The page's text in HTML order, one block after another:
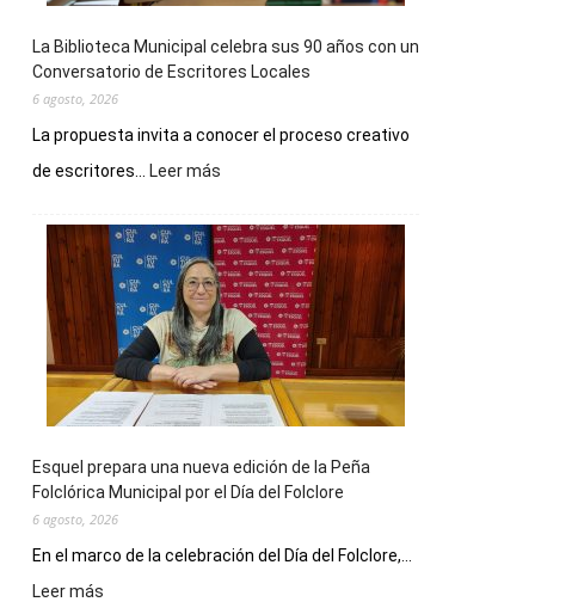
La Biblioteca Municipal celebra sus 90 años con un
Conversatorio de Escritores Locales
6 agosto, 2026
La propuesta invita a conocer el proceso creativo
de escritores...
Leer más
Municipal
celebra
sus
90
años
con
un
Conversatorio
Escritores
Locales
Esquel prepara una nueva edición de la Peña
Folclórica Municipal por el Día del Folclore
6 agosto, 2026
En el marco de la celebración del Día del Folclore,...
Leer más